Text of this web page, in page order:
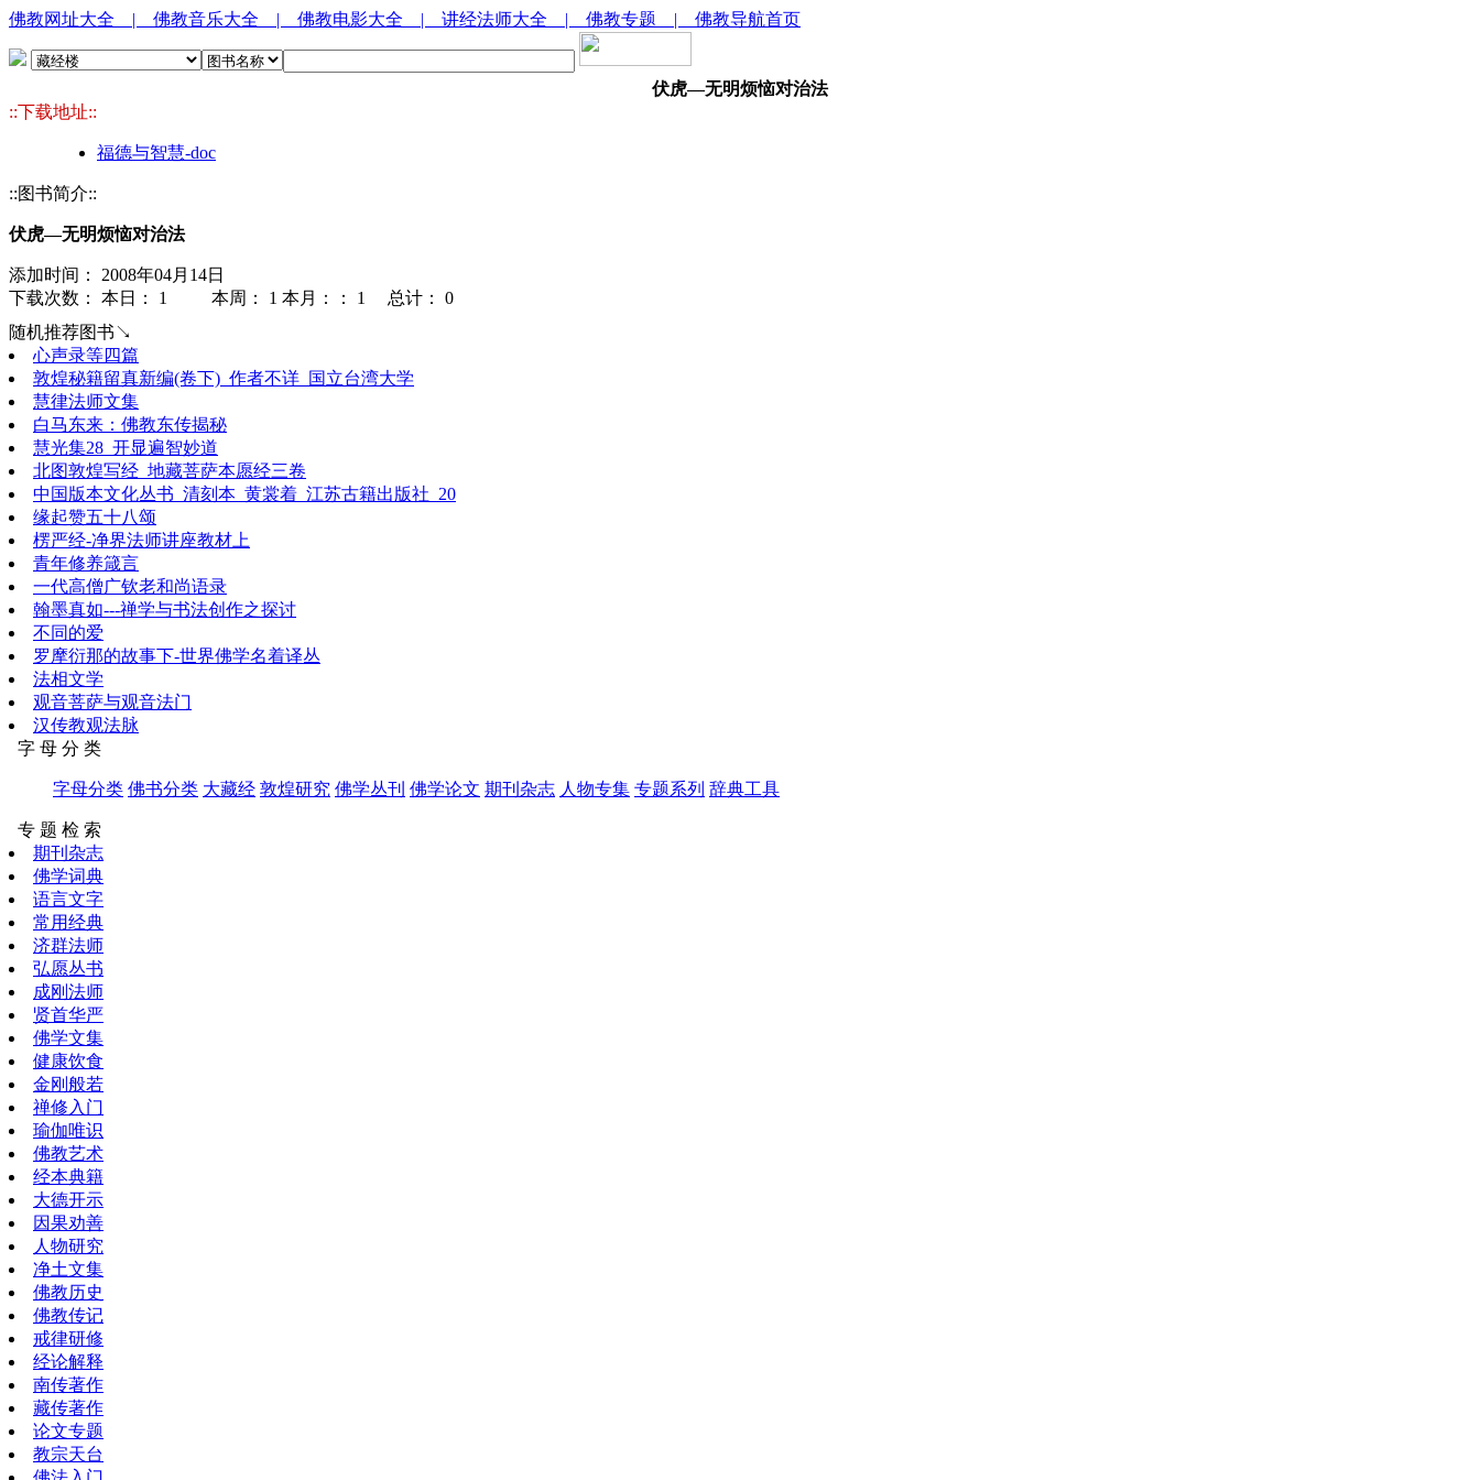
佛教网址大全 | 佛教音乐大全 | 佛教电影大全 | 讲经法师大全 | 佛教专题 | 佛教导航首页
伏虎—无明烦恼对治法
::下载地址::
福德与智慧-doc
::图书简介::
伏虎—无明烦恼对治法
添加时间： 2008年04月14日
下载次数： 本日： 1 本周： 1 本月：： 1 总计： 0
随机推荐图书↘
心声录等四篇
敦煌秘籍留真新编(卷下)_作者不详_国立台湾大学
慧律法师文集
白马东来：佛教东传揭秘
慧光集28_开显遍智妙道
北图敦煌写经_地藏菩萨本愿经三卷
中国版本文化丛书_清刻本_黄裳着_江苏古籍出版社_20
缘起赞五十八颂
楞严经-净界法师讲座教材上
青年修养箴言
一代高僧广钦老和尚语录
翰墨真如---禅学与书法创作之探讨
不同的爱
罗摩衍那的故事下-世界佛学名着译丛
法相文学
观音菩萨与观音法门
汉传教观法脉
字 母 分 类
字母分类 佛书分类 大藏经 敦煌研究 佛学丛刊 佛学论文 期刊杂志 人物专集 专题系列 辞典工具
专 题 检 索
期刊杂志
佛学词典
语言文字
常用经典
济群法师
弘愿丛书
成刚法师
贤首华严
佛学文集
健康饮食
金刚般若
禅修入门
瑜伽唯识
佛教艺术
经本典籍
大德开示
因果劝善
人物研究
净土文集
佛教历史
佛教传记
戒律研修
经论解释
南传著作
藏传著作
论文专题
教宗天台